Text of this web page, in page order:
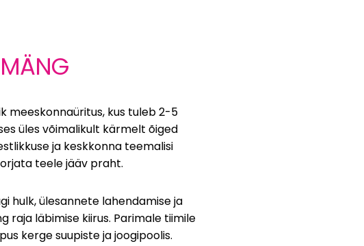
meeskonnaüritus, kus tuleb 2-5
üles võimalikult kärmelt õiged
ja keskkonna teemalisi
teele jääv praht.
hulk, ülesannete lahendamise ja
raja läbimise kiirus. Parimale tiimile
kerge suupiste ja joogipoolis.